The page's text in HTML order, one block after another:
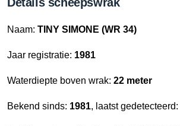
Naam: TINY SIMONE (WR 34)
Jaar registratie: 1981
Waterdiepte boven wrak: 22 meter
Bekend sinds: 1981, laatst gedetecteerd: